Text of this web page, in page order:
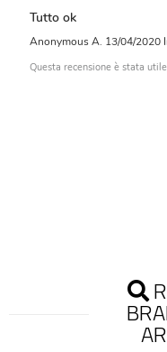
Tutto ok
Anonymous A. 13/04/2020
Questa recensione è stata